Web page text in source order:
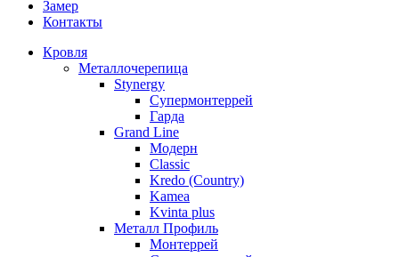
Замер
Контакты
Кровля
Металлочерепица
Stynergy
Супермонтеррей
Гарда
Grand Line
Модерн
Classic
Kredo (Country)
Kamea
Kvinta plus
Металл Профиль
Монтеррей